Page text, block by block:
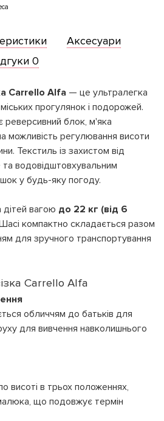
Аксесуари
0
Carrello Alfa — це ультралегка
прогулянок і подорожей.
реверсивний блок, м'яка
можливість регулювання висоти
Текстиль із захистом від
водовідштовхувальним
у будь-яку погоду.
вагою до 22 кг (від 6
компактно складається разом
для зручного транспортування
Carrello Alfa
обличчям до батьків для
для вивчення навколишнього
висоті в трьох положеннях,
що подовжує термін